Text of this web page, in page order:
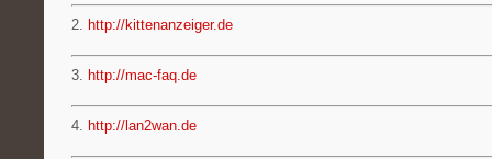
2. http://kittenanzeiger.de
3. http://mac-faq.de
4. http://lan2wan.de